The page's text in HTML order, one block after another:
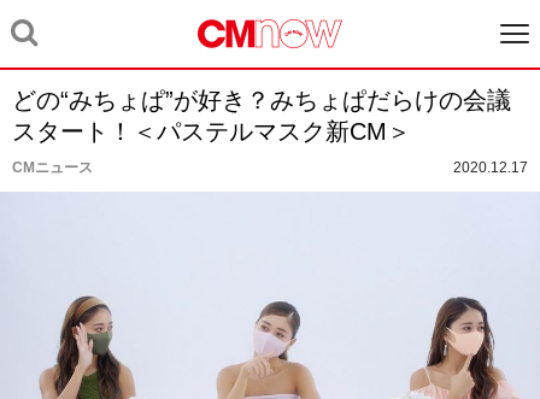
どの“みちょぱ”が好き？みちょぱだらけの会議
スタート！＜パステルマスク新CM＞
CMニュース 2020.12.17